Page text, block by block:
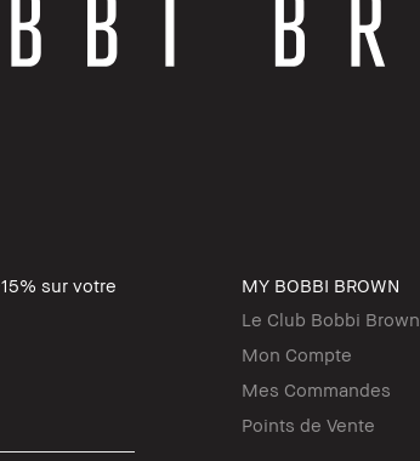
sur votre
MY BOBBI BROWN
Le Club Bobbi Brown
Mon Compte
Mes Commandes
Points de Vente